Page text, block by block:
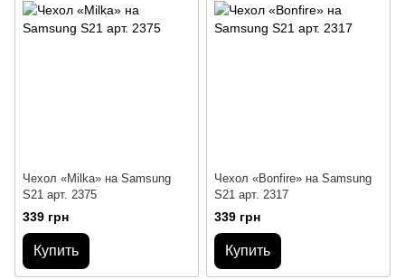
Чехол «Milka» на Samsung
S21 арт. 2375
339 грн
Купить
Чехол «Bonfire» на Samsung
S21 арт. 2317
339 грн
Купить